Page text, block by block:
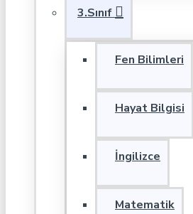
3.Sınıf
Fen Bilimleri
Hayat Bilgisi
İngilizce
Matematik